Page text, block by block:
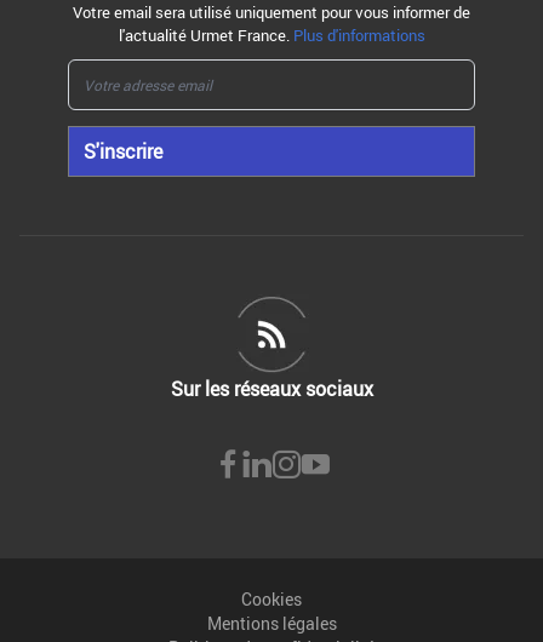
Votre email sera utilisé uniquement pour vous informer de
l'actualité Urmet France. Plus d'informations
S'inscrire
Sur les réseaux sociaux
Cookies
Mentions légales